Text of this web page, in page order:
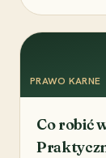
PRAWO KARNE
Co robić